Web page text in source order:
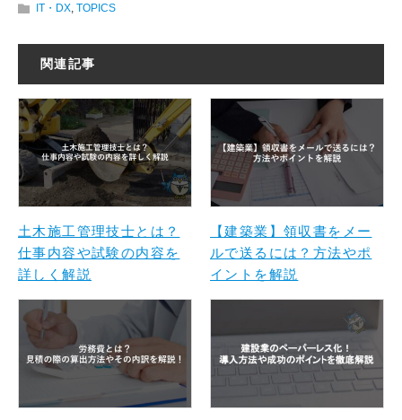
IT・DX TOPICS
関連記事
土木施工管理技士とは？
仕事内容や試験の内容を
詳しく解説
【建築業】領収書をメー
ルで送るには？方法やポ
イントを解説